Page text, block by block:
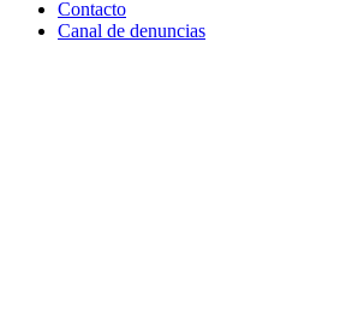
Contacto
Canal de denuncias